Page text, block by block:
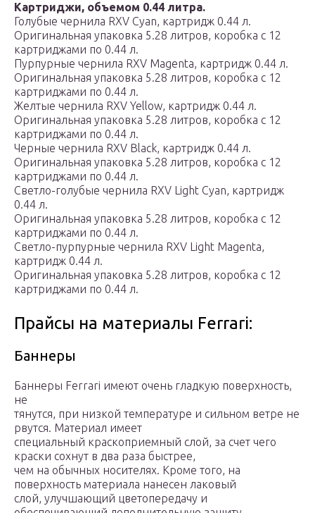
Картриджи, объемом 0.44 литра.
Голубые чернила RXV Cyan, картридж 0.44 л.
Оригинальная упаковка 5.28 литров, коробка с 12
картриджами по 0.44 л.
Пурпурные чернила RXV Magenta, картридж 0.44 л.
Оригинальная упаковка 5.28 литров, коробка с 12
картриджами по 0.44 л.
Желтые чернила RXV Yellow, картридж 0.44 л.
Оригинальная упаковка 5.28 литров, коробка с 12
картриджами по 0.44 л.
Черные чернила RXV Black, картридж 0.44 л.
Оригинальная упаковка 5.28 литров, коробка с 12
картриджами по 0.44 л.
Светло-голубые чернила RXV Light Cyan, картридж
0.44 л.
Оригинальная упаковка 5.28 литров, коробка с 12
картриджами по 0.44 л.
Светло-пурпурные чернила RXV Light Magenta,
картридж 0.44 л.
Оригинальная упаковка 5.28 литров, коробка с 12
картриджами по 0.44 л.
Прайсы на материалы Ferrari:
Баннеры
Баннеры Ferrari имеют очень гладкую поверхность,
не
тянутся, при низкой температуре и сильном ветре не
рвутся. Материал имеет
специальный краскоприемный слой, за счет чего
краски сохнут в два раза быстрее,
чем на обычных носителях. Кроме того, на
поверхность материала нанесен лаковый
слой, улучшающий цветопередачу и